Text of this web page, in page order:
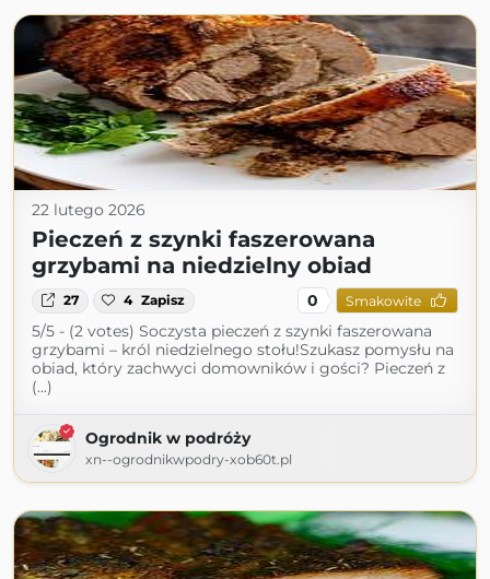
22 lutego 2026
Pieczeń z szynki faszerowana
grzybami na niedzielny obiad
27 4 Zapisz 0 Smakowite
5/5 - (2 votes) Soczysta pieczeń z szynki faszerowana
grzybami – król niedzielnego stołu!Szukasz pomysłu na
obiad, który zachwyci domowników i gości? Pieczeń z
(...)
Ogrodnik w podróży
xn--ogrodnikwpodry-xob60t.pl